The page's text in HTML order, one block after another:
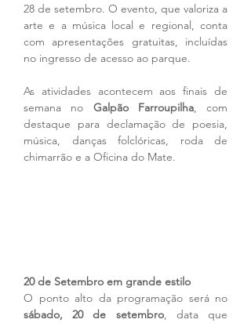
28 de setembro. O evento, que valoriza a
arte e a música local e regional, conta
com apresentações gratuitas, incluídas
no ingresso de acesso ao parque.
As atividades acontecem aos finais de
semana no Galpão Farroupilha, com
destaque para declamação de poesia,
música, danças folclóricas, roda de
chimarrão e a Oficina do Mate.
20 de Setembro em grande estilo
sábado, 20 de setembro, data que